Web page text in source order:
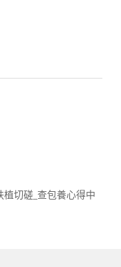
切磋_查包養心得中